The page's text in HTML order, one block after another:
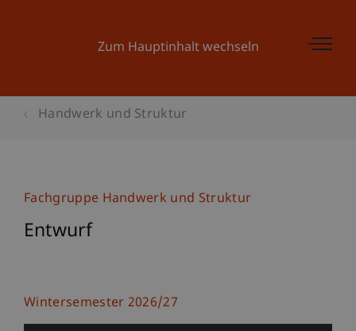
Zum Hauptinhalt wechseln
Handwerk und Struktur
Fachgruppe Handwerk und Struktur
Entwurf
Wintersemester 2026/27